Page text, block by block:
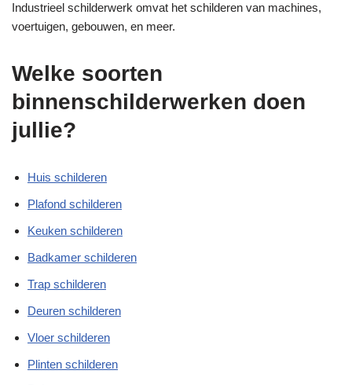
Industrieel schilderwerk omvat het schilderen van machines,
voertuigen, gebouwen, en meer.
Welke soorten
binnenschilderwerken doen
jullie?
Huis schilderen
Plafond schilderen
Keuken schilderen
Badkamer schilderen
Trap schilderen
Deuren schilderen
Vloer schilderen
Plinten schilderen